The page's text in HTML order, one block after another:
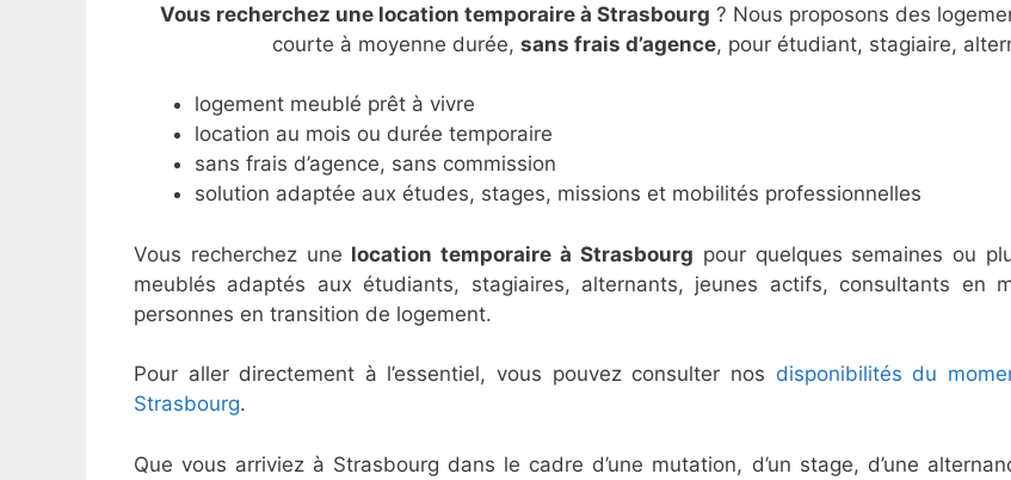
Vous recherchez une location temporaire à Strasbourg ? Nous proposons des
courte à moyenne durée, sans frais d’agence, pour étudiant, stagiaire,
logement meublé prêt à vivre
location au mois ou durée temporaire
sans frais d’agence, sans commission
solution adaptée aux études, stages, missions et mobilités professionnelles
Vous recherchez une location temporaire à Strasbourg pour quelques semaines ou
meublés adaptés aux étudiants, stagiaires, alternants, jeunes actifs, consultants en
personnes en transition de logement.
Pour aller directement à l’essentiel, vous pouvez consulter nos disponibilités du
Strasbourg.
Que vous arriviez à Strasbourg dans le cadre d’une mutation, d’un stage, d’une